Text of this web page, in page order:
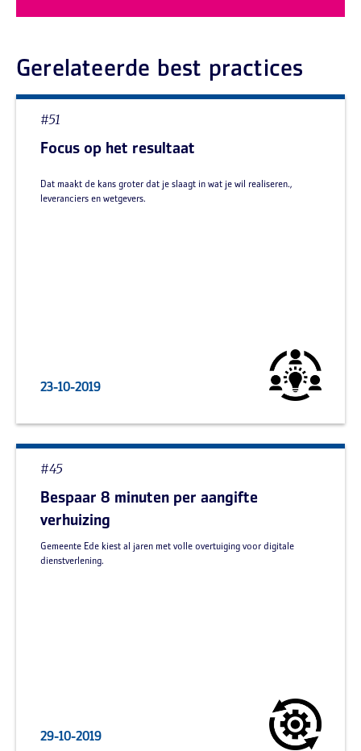
Gerelateerde best practices
#51
Focus op het resultaat
Dat maakt de kans groter dat je slaagt in wat je wil realiseren.,
leveranciers en wetgevers.
23-10-2019
#45
Bespaar 8 minuten per aangifte
verhuizing
Gemeente Ede kiest al jaren met volle overtuiging voor digitale
dienstverlening.
29-10-2019